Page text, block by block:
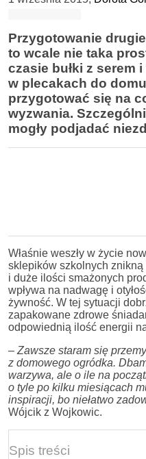
Przygotowanie
to wcale nie taka
czasie bułki z serem
w plecakach do
przygotować się na
wyzwania.
mogły podjadać
Właśnie weszły w życie
sklepików szkolnych
i duże ilości smażonych
wpływa na nadwagę i
żywność. W tej sytuacji
zapakowane zdrowe
odpowiednią ilość energii
– Zawsze staram się
z domowego ogródka.
warzywa, ale o ile na
o tyle po kilku miesiącach
inspiracji, bo niełatwo
Wójcik z Wojkowic.
Spis treści